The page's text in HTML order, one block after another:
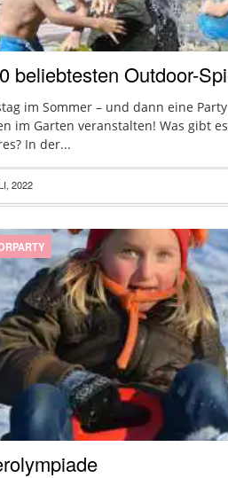
beliebtesten Outdoor-
im Sommer – und dann eine
im Garten veranstalten! Was gibt es
In der...
2022